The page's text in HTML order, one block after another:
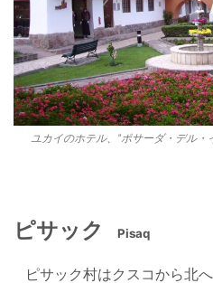
ユカイのホテル、”ポサーダ・デル
ピサック Pisaq
ピサック村はクスコから北